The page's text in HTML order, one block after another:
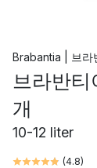
Brabantia | 브라
브라반
개
10-12 liter
(4.8)